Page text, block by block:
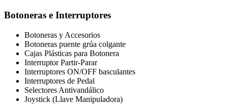
Botoneras e Interruptores
Botoneras y Accesorios
Botoneras puente grúa colgante
Cajas Plásticas para Botonera
Interruptor Partir-Parar
Interruptores ON/OFF basculantes
Interruptores de Pedal
Selectores Antivandálico
Joystick (Llave Manipuladora)